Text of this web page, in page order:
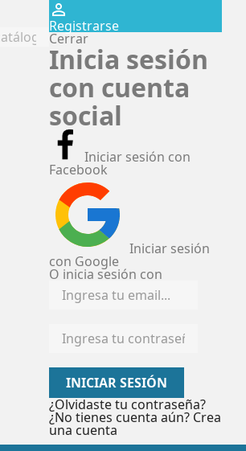
perm_identity
Registrarse
Cerrar
Inicia sesión
con cuenta
social
Iniciar sesión con
Facebook
Iniciar sesión
con Google
O inicia sesión con
INICIAR SESIÓN
¿Olvidaste tu contraseña?
¿No tienes cuenta aún? Crea
una cuenta